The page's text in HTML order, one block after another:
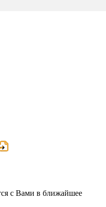
с Вами в ближайшее